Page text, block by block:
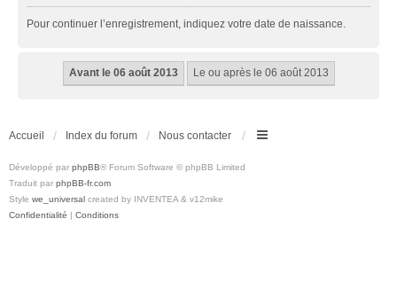
Pour continuer l’enregistrement, indiquez votre date de naissance.
Accueil Index du forum Nous contacter
Développé par phpBB® Forum Software © phpBB Limited
Traduit par phpBB-fr.com
Style we_universal created by INVENTEA & v12mike
Confidentialité | Conditions